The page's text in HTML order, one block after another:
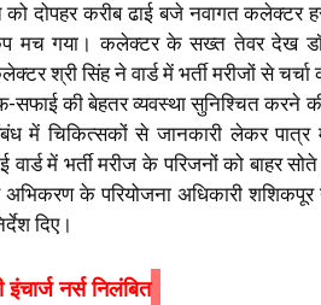
दोपहर करीब ढाई बजे नवागत कलेक्टर
मच गया। कलेक्टर के सख्त तेवर देख
श्री सिंह ने वार्ड में भर्ती मरीजों से
सफाई की बेहतर व्यवस्था सुनिश्चित करने
में चिकित्सकों से जानकारी लेकर
वार्ड में भर्ती मरीज के परिजनों को बाहर
अभिकरण के परियोजना अधिकारी
दिए।
इंचार्ज नर्स निलंबित